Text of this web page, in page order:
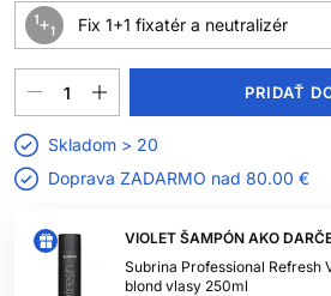
VIOLET ŠAMPÓN AKO
Subrina Professional Refresh
blond vlasy 250ml
Fix 1+1 fixatér a neutralizér
PRIDAŤ
Skladom > 20
Doprava ZADARMO nad 80.00 €